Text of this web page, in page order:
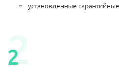
установленные